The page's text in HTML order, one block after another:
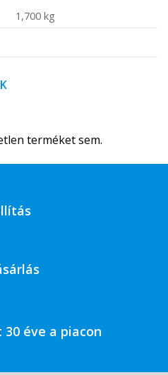
1,700 kg
terméket sem.
éve a piacon